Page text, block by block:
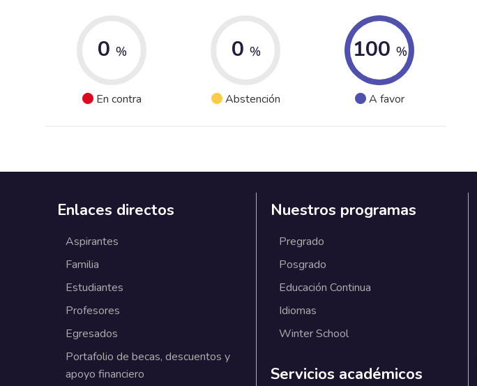
0 %
En contra
0 %
Abstención
100 %
A favor
Enlaces directos
Aspirantes
Familia
Estudiantes
Profesores
Egresados
Portafolio de becas, descuentos y
apoyo financiero
Nuestros programas
Pregrado
Posgrado
Educación Continua
Idiomas
Winter School
Servicios académicos